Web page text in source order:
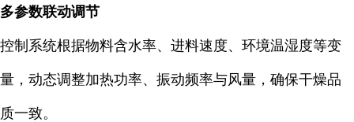
多参数联动调节
控制系统根据物料含水率、进料速度、环境温湿度等变
量，动态调整加热功率、振动频率与风量，确保干燥品
质一致。